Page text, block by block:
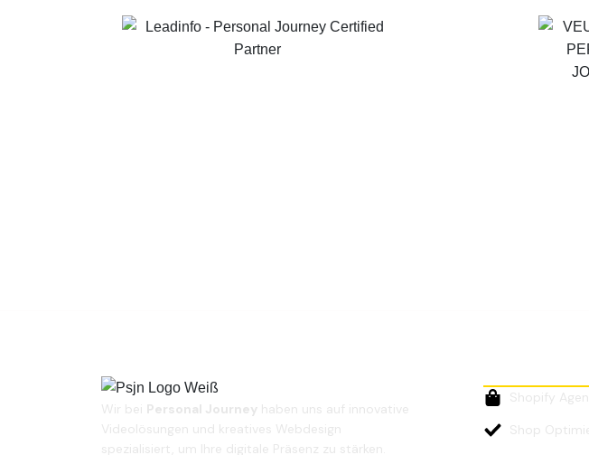
Wir bei Personal Journey haben uns auf innovative
Videolösungen und kreatives Webdesign
spezialisiert, um Ihre digitale Präsenz zu stärken.
Shopify
Shop